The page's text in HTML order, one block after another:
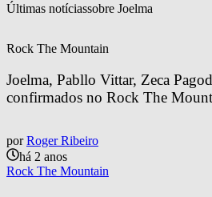
Últimas notíciassobre Joelma
Rock The Mountain
Joelma, Pabllo Vittar, Zeca
confirmados no Rock The
por Roger Ribeiro
há 2 anos
Rock The Mountain